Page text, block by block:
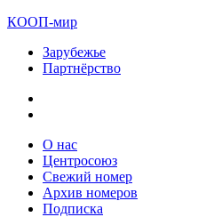
КООП-мир
Зарубежье
Партнёрство
О нас
Центросоюз
Свежий номер
Архив номеров
Подписка